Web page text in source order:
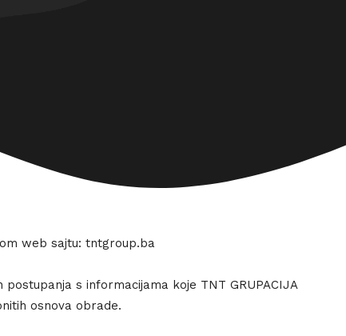
web sajtu: tntgroup.ba
s informacijama koje TNT GRUPACIJA
osnova obrade.